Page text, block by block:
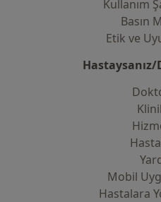
Kullanım
Basın
Etik ve
Hastaysanız/
Mobil
Hastalara